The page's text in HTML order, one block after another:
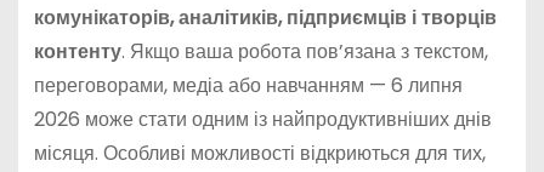
комунікаторів, аналітиків, підприємців і творців
контенту. Якщо ваша робота пов’язана з текстом,
переговорами, медіа або навчанням — 6 липня
2026 може стати одним із найпродуктивніших днів
місяця. Особливі можливості відкриються для тих,